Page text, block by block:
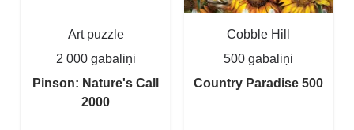
Art puzzle
2 000 gabaliņi
Pinson: Nature's Call
2000
Cobble Hill
500 gabaliņi
Country Paradise 500